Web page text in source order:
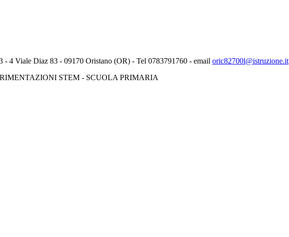
- 4 Viale Diaz 83 - 09170 Oristano (OR) - Tel 0783791760 - email oric82700l@istruzione.it
STEM - SCUOLA PRIMARIA